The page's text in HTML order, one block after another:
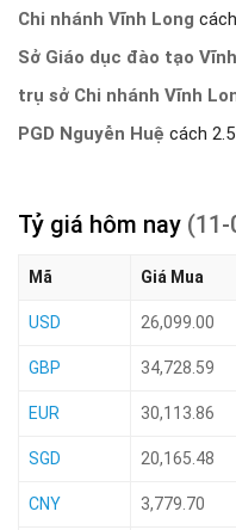
Chi nhánh Vĩnh Long
Sở Giáo dục đào tạo
trụ sở Chi nhánh Vĩnh
PGD Nguyễn Huệ cách
Tỷ giá hôm nay
Mã Giá Mua
USD 26,099.00
GBP 34,728.59
EUR 30,113.86
SGD 20,165.48
CNY 3,779.70